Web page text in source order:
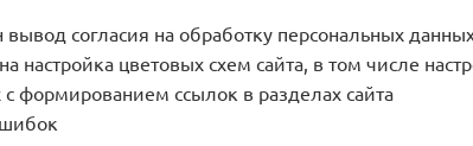
согласия на обработку персональных
настройка цветовых схем сайта, в том числе
формированием ссылок в разделах сайта